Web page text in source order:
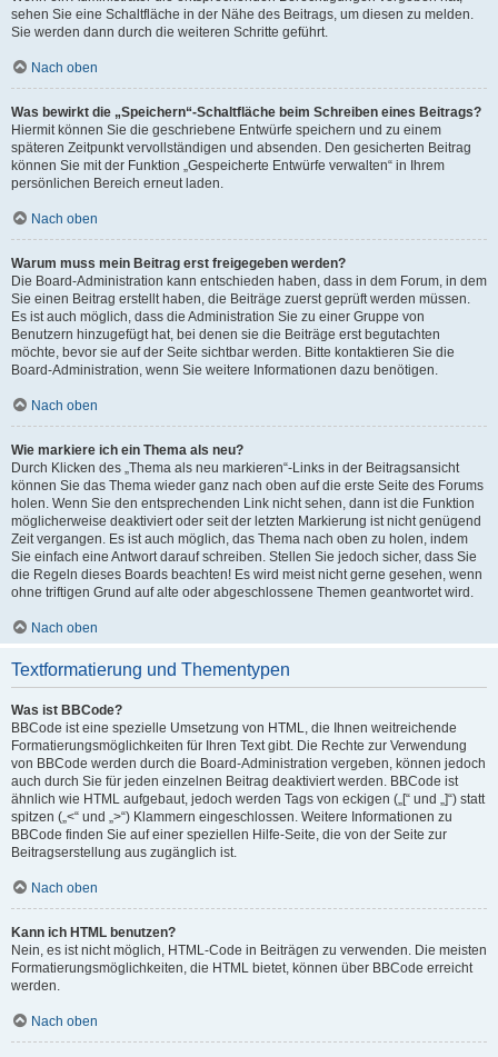
sehen Sie eine Schaltfläche in der Nähe des Beitrags, um diesen zu melden.
Sie werden dann durch die weiteren Schritte geführt.
Nach oben
Was bewirkt die „Speichern“-Schaltfläche beim Schreiben eines Beitrags?
Hiermit können Sie die geschriebene Entwürfe speichern und zu einem
späteren Zeitpunkt vervollständigen und absenden. Den gesicherten Beitrag
können Sie mit der Funktion „Gespeicherte Entwürfe verwalten“ in Ihrem
persönlichen Bereich erneut laden.
Nach oben
Warum muss mein Beitrag erst freigegeben werden?
Die Board-Administration kann entschieden haben, dass in dem Forum, in dem
Sie einen Beitrag erstellt haben, die Beiträge zuerst geprüft werden müssen.
Es ist auch möglich, dass die Administration Sie zu einer Gruppe von
Benutzern hinzugefügt hat, bei denen sie die Beiträge erst begutachten
möchte, bevor sie auf der Seite sichtbar werden. Bitte kontaktieren Sie die
Board-Administration, wenn Sie weitere Informationen dazu benötigen.
Nach oben
Wie markiere ich ein Thema als neu?
Durch Klicken des „Thema als neu markieren“-Links in der Beitragsansicht
können Sie das Thema wieder ganz nach oben auf die erste Seite des Forums
holen. Wenn Sie den entsprechenden Link nicht sehen, dann ist die Funktion
möglicherweise deaktiviert oder seit der letzten Markierung ist nicht genügend
Zeit vergangen. Es ist auch möglich, das Thema nach oben zu holen, indem
Sie einfach eine Antwort darauf schreiben. Stellen Sie jedoch sicher, dass Sie
die Regeln dieses Boards beachten! Es wird meist nicht gerne gesehen, wenn
ohne triftigen Grund auf alte oder abgeschlossene Themen geantwortet wird.
Nach oben
Textformatierung und Thementypen
Was ist BBCode?
BBCode ist eine spezielle Umsetzung von HTML, die Ihnen weitreichende
Formatierungsmöglichkeiten für Ihren Text gibt. Die Rechte zur Verwendung
von BBCode werden durch die Board-Administration vergeben, können jedoch
auch durch Sie für jeden einzelnen Beitrag deaktiviert werden. BBCode ist
ähnlich wie HTML aufgebaut, jedoch werden Tags von eckigen („[“ und „]“) statt
spitzen („<“ und „>“) Klammern eingeschlossen. Weitere Informationen zu
BBCode finden Sie auf einer speziellen Hilfe-Seite, die von der Seite zur
Beitragserstellung aus zugänglich ist.
Nach oben
Kann ich HTML benutzen?
Nein, es ist nicht möglich, HTML-Code in Beiträgen zu verwenden. Die meisten
Formatierungsmöglichkeiten, die HTML bietet, können über BBCode erreicht
werden.
Nach oben